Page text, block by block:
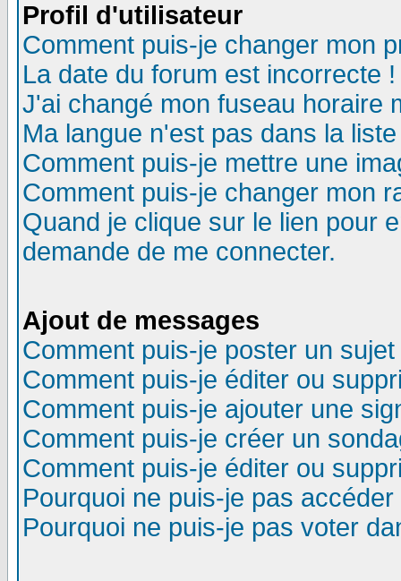
Profil d'utilisateur
Comment puis-je changer mon
La date du forum est incorrecte !
J'ai changé mon fuseau horaire
Ma langue n'est pas dans la
Comment puis-je mettre une
Comment puis-je changer mon
Quand je clique sur le lien pour
demande de me connecter.
Ajout de messages
Comment puis-je poster un
Comment puis-je éditer ou
Comment puis-je ajouter une
Comment puis-je créer un
Comment puis-je éditer ou
Pourquoi ne puis-je pas
Pourquoi ne puis-je pas voter